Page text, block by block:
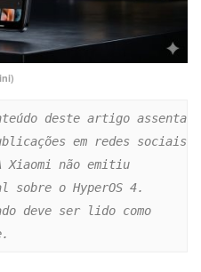
deste artigo assenta
em redes sociais
não emitiu
sobre o HyperOS 4.
deve ser lido como